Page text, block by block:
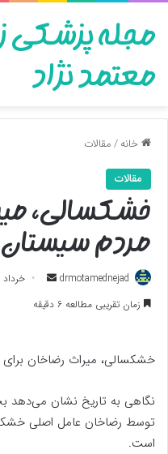
مجله پزشکی
معتمد نژاد
خانه/مقالات
مقالات
خشکسالی،
مردم
drmotamednejad
ارسال
به
خرداد 7, 1402
زمان تقریبی مطالعه 6 دقیقه
خشکسالی، میراث رضاخان
نگاهی به تاریخ نشان می‌دهد
توسط رضاخان عامل اصلی
است.